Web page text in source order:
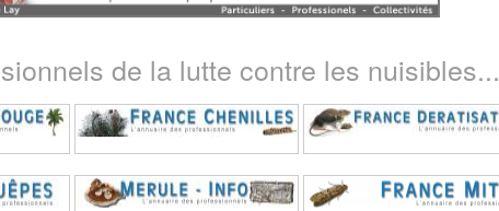
de la lutte contre les nuisibles...